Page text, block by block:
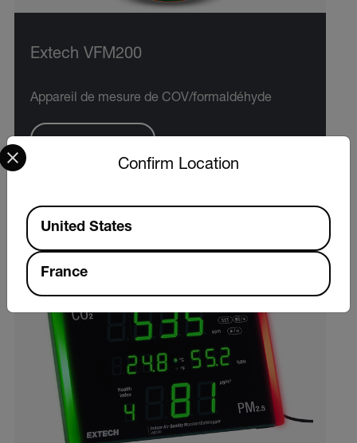
Extech VFM200
Appareil de mesure de COV/formaldéhyde
Confirm Location
Select your preferred country and language from the
Available Locations
United States
France